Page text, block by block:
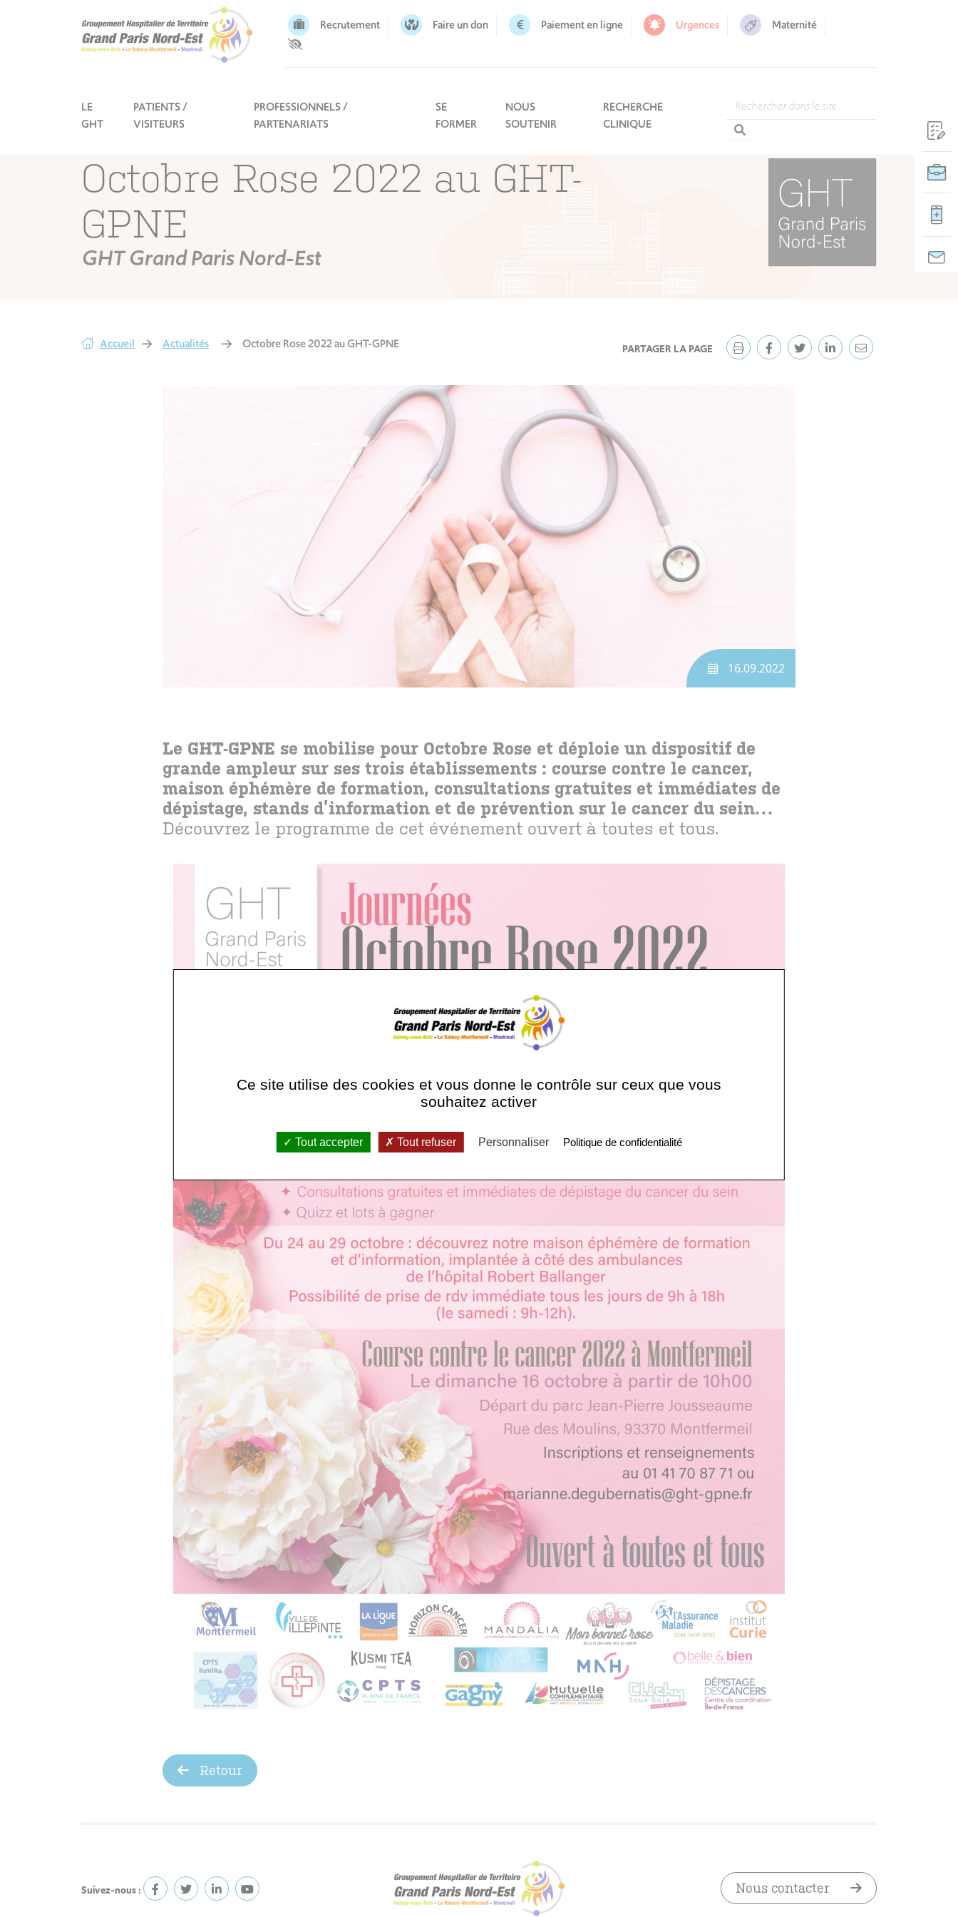
Recrutement Faire un don Paiement en ligne Urgences Maternité
LE
GHT
PATIENTS /
VISITEURS
PROFESSIONNELS /
PARTENARIATS
SE
FORMER
NOUS
SOUTENIR
RECHERCHE
CLINIQUE
Octobre Rose 2022 au GHT-
GPNE
GHT Grand Paris Nord-Est
Accueil Actualités Octobre Rose 2022 au GHT-GPNE PARTAGER LA PAGE
16.09.2022
Le GHT-GPNE se mobilise pour Octobre Rose et déploie un dispositif de
grande ampleur sur ses trois établissements : course contre le cancer,
maison éphémère de formation, consultations gratuites et immédiates de
dépistage, stands d’information et de prévention sur le cancer du sein…
Découvrez le programme de cet événement ouvert à toutes et tous.
Retour
Suivez-nous : Nous contacter
Ce site utilise des cookies et vous donne le contrôle sur ceux que vous
souhaitez activer
Tout accepter Tout refuser Personnaliser Politique de confidentialité